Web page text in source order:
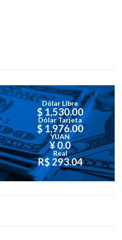
Dólar Libre
$ 1,530.00
Dólar Tarjeta
$ 1,976.00
YUAN
¥ 0.0
Real
R$ 293.04